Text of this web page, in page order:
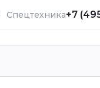
Спецтехника+7